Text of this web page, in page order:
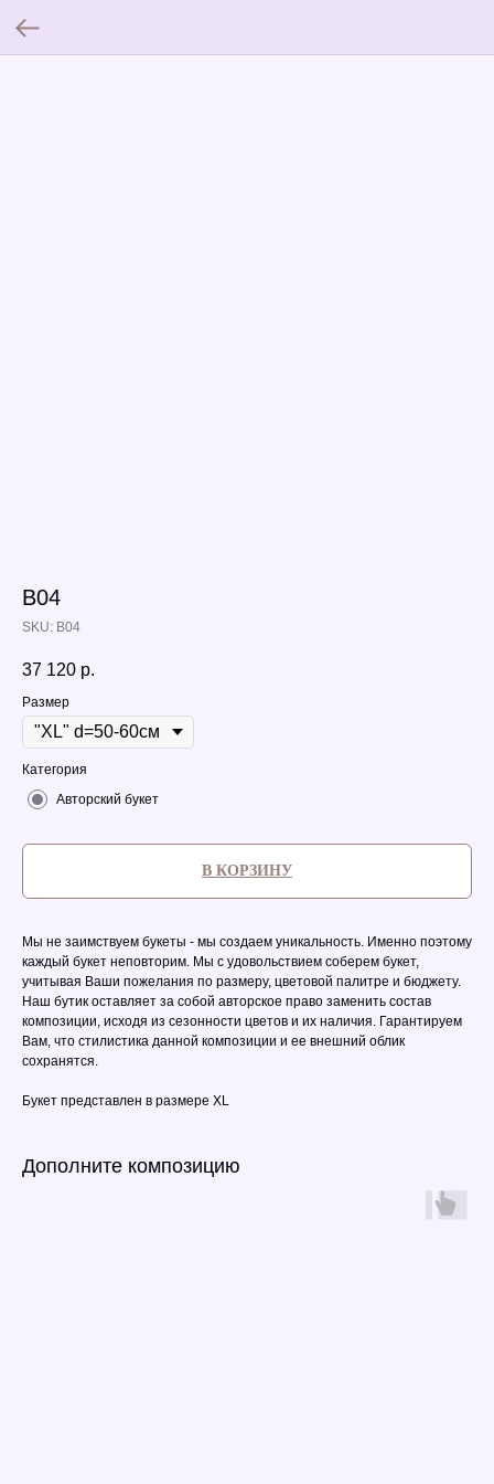
B04
SKU: B04
37 120 р.
Размер
Категория
Авторский букет
В КОРЗИНУ
Мы не заимствуем букеты - мы создаем уникальность. Именно поэтому
каждый букет неповторим. Мы с удовольствием соберем букет,
учитывая Ваши пожелания по размеру, цветовой палитре и бюджету.
Наш бутик оставляет за собой авторское право заменить состав
композиции, исходя из сезонности цветов и их наличия. Гарантируем
Вам, что стилистика данной композиции и ее внешний облик
сохранятся.
Букет представлен в размере XL
Дополните композицию